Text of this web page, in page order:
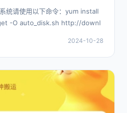
统请使用以下命令：yum install
-O auto_disk.sh http://downl
2024-10-28